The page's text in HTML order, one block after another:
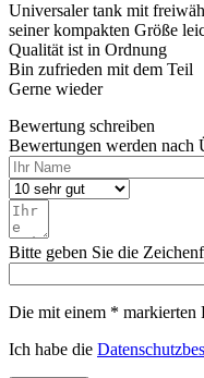
Universaler tank mit
seiner kompakten Größe
Qualität ist in Ordnung
Bin zufrieden mit dem Teil
Gerne wieder
Bewertung schreiben
Bewertungen werden nach
Bitte geben Sie die
Die mit einem * markierten
Ich habe die